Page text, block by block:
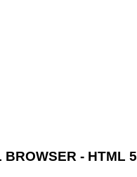
BROWSER - HTML 5